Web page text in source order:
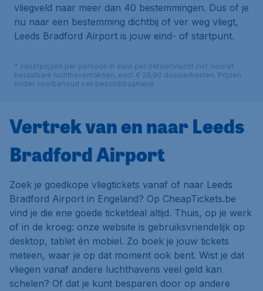
vliegveld naar meer dan 40 bestemmingen. Dus of je
nu naar een bestemming dichtbij of ver weg vliegt,
Leeds Bradford Airport is jouw eind- of startpunt.
* vanafprijzen per persoon in euro per (retour)vlucht incl. vooraf
betaalbare luchthaventaksen, excl. € 29,90 dossierkosten. Prijzen
onder voorbehoud van beschikbaarheid.
Vertrek van en naar Leeds
Bradford Airport
Zoek je goedkope vliegtickets vanaf of naar Leeds
Bradford Airport in Engeland? Op CheapTickets.be
vind je die ene goede ticketdeal altijd. Thuis, op je werk
of in de kroeg: onze website is gebruiksvriendelijk op
desktop, tablet én mobiel. Zo boek je jouw tickets
meteen, waar je op dat moment ook bent. Wist je dat
vliegen vanaf andere luchthavens veel geld kan
schelen? Of dat je kunt besparen door op andere